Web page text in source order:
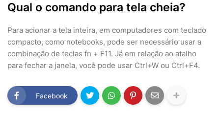
Qual o comando para tela cheia?
Para acionar a tela inteira, em computadores com teclado
compacto, como notebooks, pode ser necessário usar a
combinação de teclas fn + F11. Já em relação ao atalho
para fechar a janela, você pode usar Ctrl+W ou Ctrl+F4.
Facebook